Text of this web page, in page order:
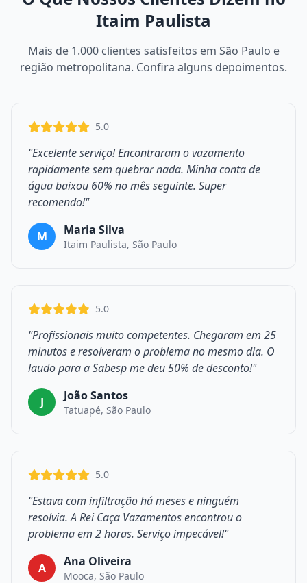
Itaim Paulista
Mais de 1.000 clientes satisfeitos em São Paulo e
região metropolitana. Confira alguns depoimentos.
5.0
"Excelente serviço! Encontraram o vazamento
rapidamente sem quebrar nada. Minha conta de
água baixou 60% no mês seguinte. Super
recomendo!"
M Maria Silva
Itaim Paulista, São Paulo
5.0
"Profissionais muito competentes. Chegaram em 25
minutos e resolveram o problema no mesmo dia. O
laudo para a Sabesp me deu 50% de desconto!"
J João Santos
Tatuapé, São Paulo
5.0
"Estava com infiltração há meses e ninguém
resolvia. A Rei Caça Vazamentos encontrou o
problema em 2 horas. Serviço impecável!"
A Ana Oliveira
Mooca, São Paulo